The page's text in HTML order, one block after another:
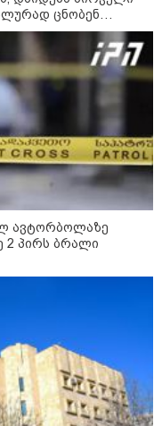
კატეგორიები
ცნობენ
ავტორბოლაზე
2 პირს ბრალი